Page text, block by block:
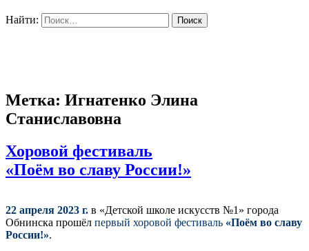
Найти:
Метка: Игнатенко Элина
Станиславовна
Хоровой фестиваль
«Поём во славу России!»
22 апреля 2023 г. в «Детской школе искусств №1» города
Обнинска прошёл первый хоровой фестиваль «Поём во славу
России!».